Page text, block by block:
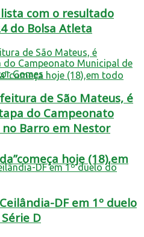
hoje (18),em
com o resultado
do Bolsa Atleta
de São Mateus, é
do Campeonato
Barro em Nestor
DF em 1º duelo
D